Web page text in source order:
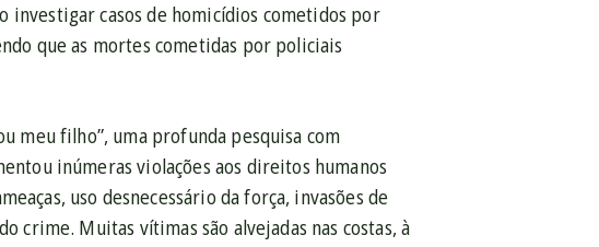
investigar casos de homicídios cometidos por
que as mortes cometidas por policiais
meu filho”, uma profunda pesquisa com
inúmeras violações aos direitos humanos
uso desnecessário da força, invasões de
crime. Muitas vítimas são alvejadas nas costas, à